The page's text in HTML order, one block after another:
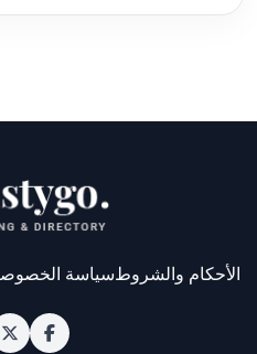
الأحكام والشروطسياسة